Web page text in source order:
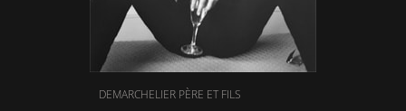
DEMARCHELIER PÈRE ET FILS